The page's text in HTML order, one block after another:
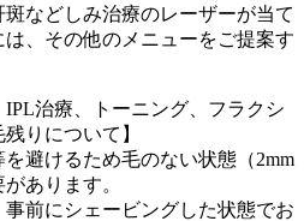
などしみ治療のレーザーが当て
、その他のメニューをご提案す
IPL治療、トーニング、フラクシ
りについて】
を避けるため毛のない状態（2mm
あります。
事前にシェービングした状態でお